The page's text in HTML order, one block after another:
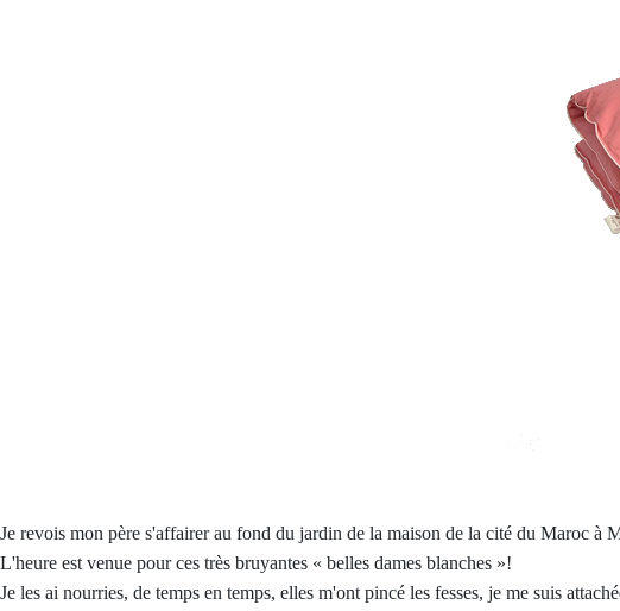
Je revois mon père s'affairer au fond du jardin de la maison de la cité du Maroc à
L'heure est venue pour ces très bruyantes « belles dames blanches »!
Je les ai nourries, de temps en temps, elles m'ont pincé les fesses, je me suis